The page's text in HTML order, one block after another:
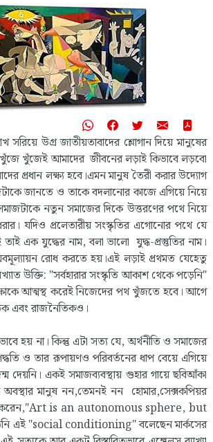
উগ্র জাতীয়তাবাদের শ্লোগান দিয়ে মানুষের
খুঁজে খুঁজেই আমাদের জীবনের লড়াই কিভাবে লড়বো
প্রধান লক্ষ্য হবে।এমন মানুষ তৈরী করার উদ্যোগ
জানতে ও তাকে বদলানোর কাজে এগিয়ে নিয়ে
নতুন সমাজের দিকে উত্তরণের পথে নিয়ে
যদিও প্রলেতারীয় সংস্কৃতির এগোনোর পথে যে
এক যুদ্ধের নাম, বলা ভালো যুদ্ধ-প্রস্তুতির নাম।
রোধ করতে হয়।এই লড়াই প্রথমত যেহেতু
উক্তি: "সর্বহারার সংস্কৃতি আকাশ থেকে পড়েনি"
আত্মস্থ করেই নিজেদের পথ খুঁজতে হবে। আগে
এবং রাজনৈতিকও।
হয় না। কিন্তু এটা সত্য যে, অর্থনীতি ও সমাজের
ও তার রূপায়ণও পরিবর্তনের ধাপ বেয়ে এগিয়ে
দেয়নি। একই সমাজব্যবস্থায় গুহার গায়ে ছবিআঁকা
অবস্থার মানুষ নন,তেমনই নন হোমার,সেক্সকপিয়র
করেন,"Art is an autonomous sphere, but
"social conditioning" বলেছেন মার্কসের